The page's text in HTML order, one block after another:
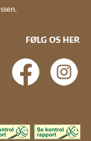
FØLG OS HER